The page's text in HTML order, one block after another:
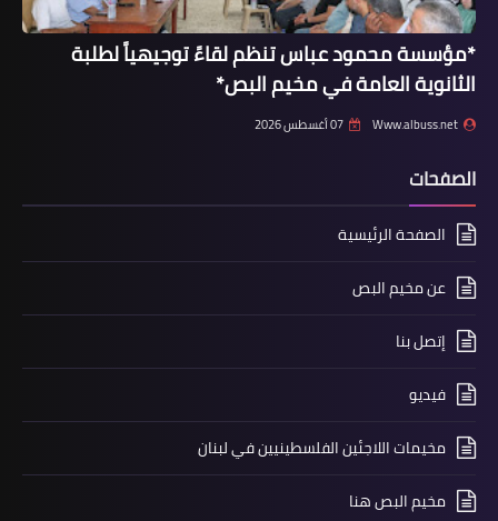
الخارجية تكشف تفاصيل حول حادثة غرق
قارب ببحر ايجة وفقدان فلسطينيين
أخبار البص
*مؤسسة محمود عباس تنظم لقاءً توجيهياً لطلبة
الثانوية العامة في مخيم البص*
Www.albuss.net 07 أغسطس 2026
الصفحات
الصفحة الرئيسية
عن مخيم البص
إتصل بنا
فيديو
مخيمات اللاجئين الفلسطينيين في لبنان
مخيم البص هنا